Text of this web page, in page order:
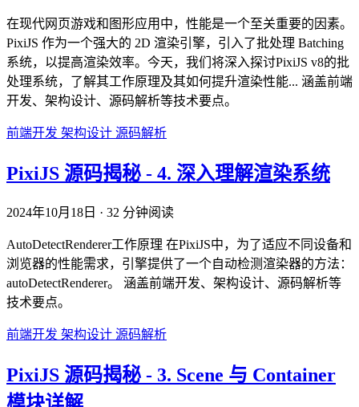
在现代网页游戏和图形应用中，性能是一个至关重要的因素。
PixiJS 作为一个强大的 2D 渲染引擎，引入了批处理 Batching
系统，以提高渲染效率。今天，我们将深入探讨PixiJS v8的批
处理系统，了解其工作原理及其如何提升渲染性能... 涵盖前端
开发、架构设计、源码解析等技术要点。
前端开发 架构设计 源码解析
PixiJS 源码揭秘 - 4. 深入理解渲染系统
2024年10月18日 · 32 分钟阅读
AutoDetectRenderer工作原理 在PixiJS中，为了适应不同设备和
浏览器的性能需求，引擎提供了一个自动检测渲染器的方法：
autoDetectRenderer。 涵盖前端开发、架构设计、源码解析等
技术要点。
前端开发 架构设计 源码解析
PixiJS 源码揭秘 - 3. Scene 与 Container
模块详解